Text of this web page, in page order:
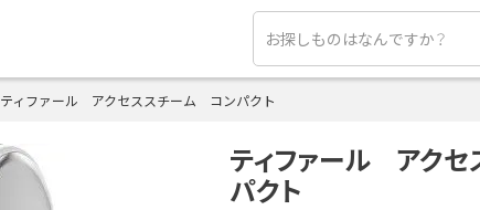
ティファール アクセススチーム コンパクト
ティファール アク
パクト